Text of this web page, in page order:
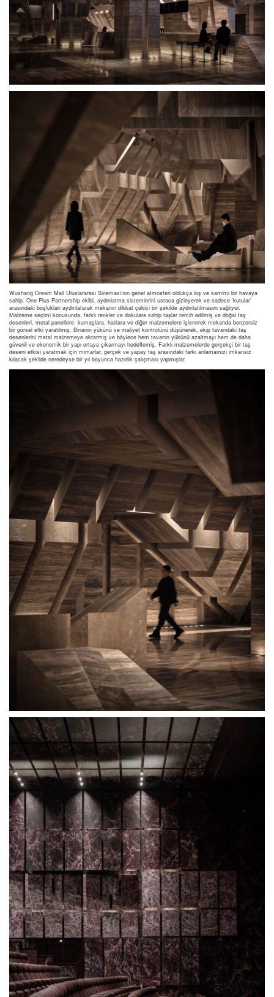
Wushang Dream Mall Uluslararası Sineması’nın genel atmosferi oldukça loş ve samimi bir havaya
sahip. One Plus Partnership ekibi, aydınlatma sistemlerini ustaca gizleyerek ve sadece ‘kutular’
arasındaki boşlukları aydınlatarak mekanın dikkat çekici bir şekilde aydınlatılmasını sağlıyor.
Malzeme seçimi konusunda, farklı renkler ve dokulara sahip taşlar tercih edilmiş ve doğal taş
desenleri, metal panellere, kumaşlara, halılara ve diğer malzemelere işlenerek mekanda benzersiz
bir görsel etki yaratılmış. Binanın yükünü ve maliyet kontrolünü düşünerek, ekip tavandaki taş
desenlerini metal malzemeye aktarmış ve böylece hem tavanın yükünü azaltmayı hem de daha
güvenli ve ekonomik bir yapı ortaya çıkarmayı hedeflemiş. Farklı malzemelerde gerçekçi bir taş
deseni etkisi yaratmak için mimarlar, gerçek ve yapay taş arasındaki farkı anlamamızı imkansız
kılacak şekilde neredeyse bir yıl boyunca hazırlık çalışması yapmışlar.